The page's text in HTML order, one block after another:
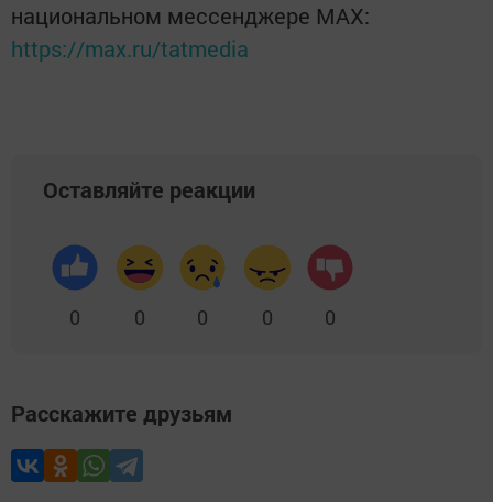
национальном мессенджере MАХ:
https://max.ru/tatmedia
Оставляйте реакции
0 0 0 0 0
Расскажите друзьям